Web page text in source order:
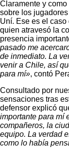
Claramente y
sobre los
Uní. Ese es el
quien atravesó la
presencia
pasado me
de inmediato. La
venir a Chile, así
para mí», contó
Consultado por
sensaciones tras
defensor explicó
importante para mí
compañeros, la
equipo. La verdad
como lo había